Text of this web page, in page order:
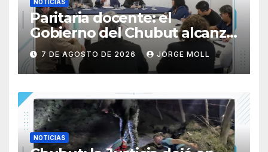
NOTICIAS
Paritaria docente: el
Gobierno del Chubut alcanzó
un acuerdo salarial con los
gremios del sector
7 DE AGOSTO DE 2026 JORGE MOLL
NOTICIAS